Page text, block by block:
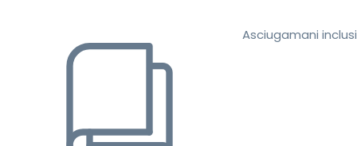
Asciugamani inclusi